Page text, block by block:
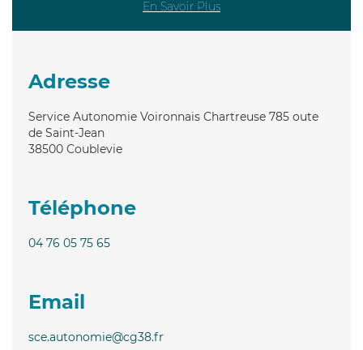
En Savoir Plus
Adresse
Service Autonomie Voironnais Chartreuse 785 oute
de Saint-Jean
38500 Coublevie
Téléphone
04 76 05 75 65
Email
sce.autonomie@cg38.fr